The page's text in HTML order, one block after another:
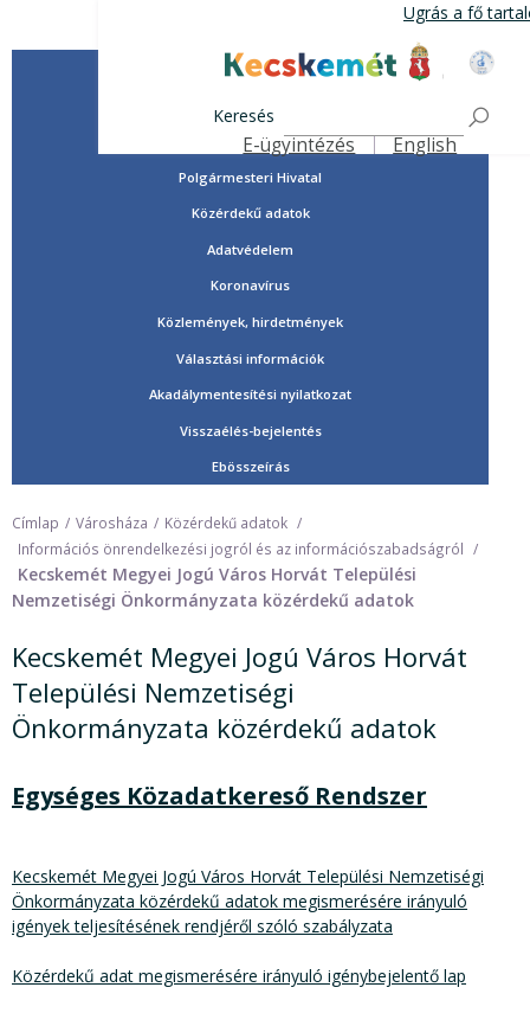
Ugrás a fő
Kecskemét Város
Keresés
Felső navigáció
E-ügyintézés English
Tisztségviselők, képviselők
Önkormányzat
Polgármesteri Hivatal
Közérdekű adatok
Adatvédelem
Koronavírus
Közlemények, hirdetmények
Választási információk
Akadálymentesítési nyilatkozat
Visszaélés-bejelentés
Ebösszeírás
Címlap Városháza
Közérdekű adatok
Információs önrendelkezési jogról és az információszabadságról
Kecskemét Megyei Jogú Város Horvát Települési
Nemzetiségi Önkormányzata közérdekű adatok
Kecskemét Megyei Jogú Város Horvát
Települési Nemzetiségi
Önkormányzata közérdekű adatok
Egységes Közadatkereső Rendszer
Kecskemét Megyei Jogú Város Horvát Települési Nemzetiségi
Önkormányzata közérdekű adatok megismerésére irányuló
igények teljesítésének rendjéről szóló szabályzata
Közérdekű adat megismerésére irányuló igénybejelentő lap